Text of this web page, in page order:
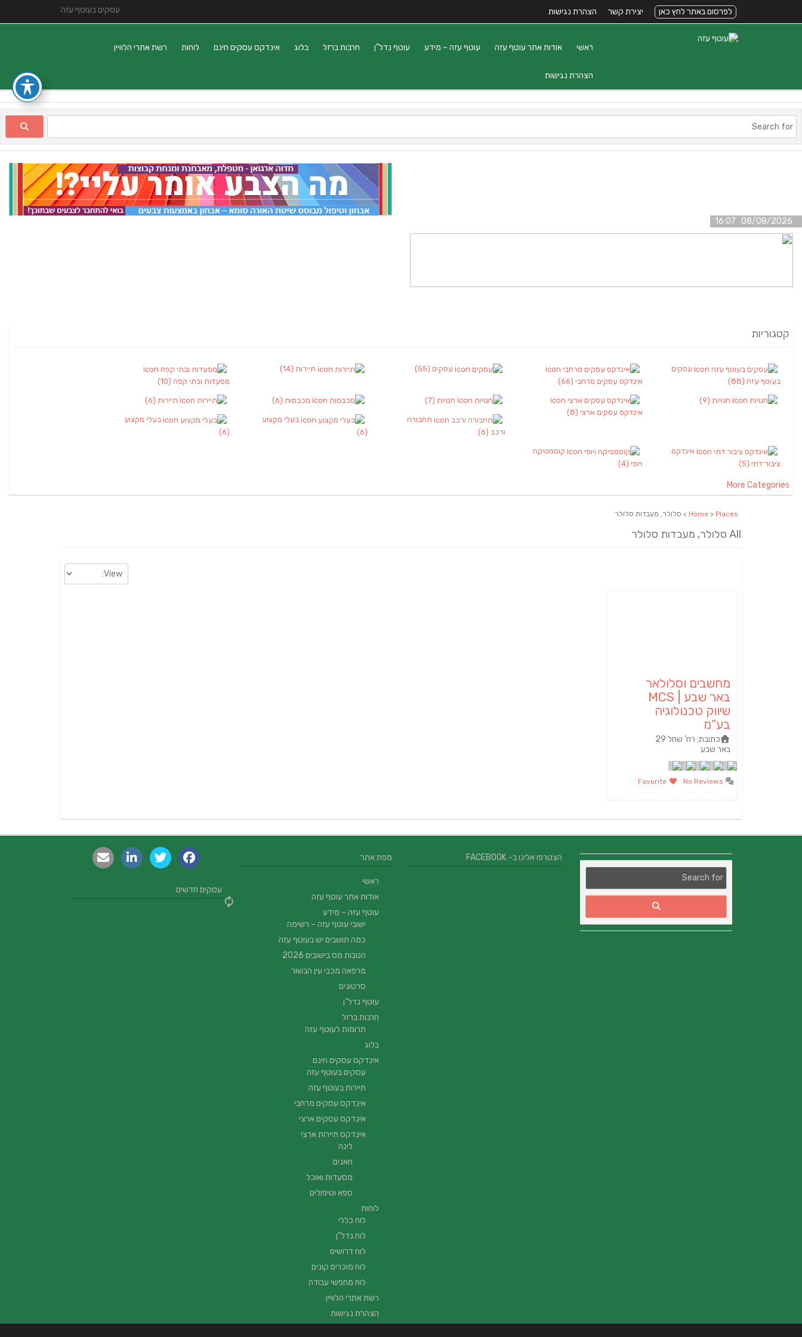
עסקים בעוטף עזה לפרסום באתר לחץ כאן יצירת קשר הצהרת נגישות
ראשי אודות אתר עוטף עזה עוטף עזה – מידע עוטף נדל”ן חרבות ברזל בלוג אינדקס עסקים חינם לוחות רשת אתרי הלוויין
הצהרת נגישות
08/08/2026 16:07
קטגוריות
עסקים
בעוטף עזה (88) אינדקס עסקים מרחבי (66)
עסקים (55) תיירות (14)
מסעדות ובתי קפה (10)
חנויות (9)
אינדקס עסקים ארצי (8)
חנויות (7) מכבסות (6) תיירות (6)
תחבורה
ורכב (6)
בעלי מקצוע
(6)
בעלי מקצוע
(6)
אינדקס
ציבור דתי (5)
קוסמטיקה
ויופי (4)
More Categories
Home > Places > סלולר, מעבדות סלולר
All סלולר, מעבדות סלולר
מחשבים וסלולאר
באר שבע | MCS
שיווק טכנולוגיה
בע”מ
כתובת:
רח’ שחל 29
באר שבע
עסקים חדשים
מפת אתר
ראשי
אודות אתר עוטף עזה
עוטף עזה – מידע
ישובי עוטף עזה – רשימה
כמה תושבים יש בעוטף עזה
הטבות מס בישובים 2026
מרפאה מכבי עין הבשור
סרטונים
עוטף נדל”ן
חרבות ברזל
תרומות לעוטף עזה
בלוג
אינדקס עסקים חינם
עסקים בעוטף עזה
תיירות בעוטף עזה
אינדקס עסקים מרחבי
אינדקס עסקים ארצי
אינדקס תיירות ארצי
לינה
חאנים
מסעדות ואוכל
ספא וטיפולים
לוחות
לוח כללי
לוח נדל"ן
לוח דרושים
לוח מוכרים קונים
לוח מחפשי עבודה
רשת אתרי הלוויין
הצהרת נגישות
הצטרפו אלינו ב- FACEBOOK